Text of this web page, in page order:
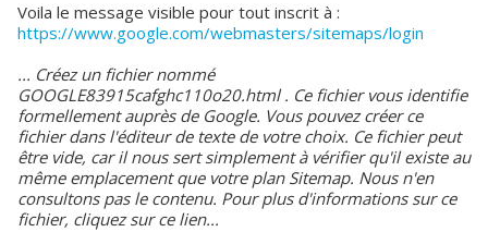
Voila le message visible pour tout inscrit à :
https://www.google.com/webmasters/sitemaps/login
... Créez un fichier nommé
GOOGLE83915cafghc110o20.html . Ce fichier vous identifie
formellement auprès de Google. Vous pouvez créer ce
fichier dans l'éditeur de texte de votre choix. Ce fichier peut
être vide, car il nous sert simplement à vérifier qu'il existe au
même emplacement que votre plan Sitemap. Nous n'en
consultons pas le contenu. Pour plus d'informations sur ce
fichier, cliquez sur ce lien...